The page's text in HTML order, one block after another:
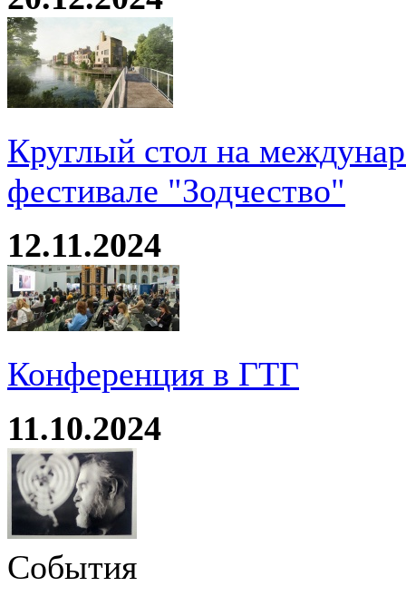
Круглый стол на
фестивале "Зодчество"
12.11.2024
Конференция в ГТГ
11.10.2024
События